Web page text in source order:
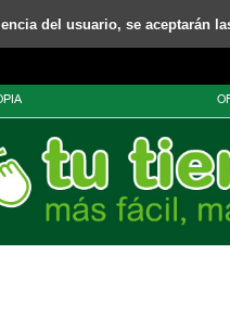
del usuario, se aceptarán